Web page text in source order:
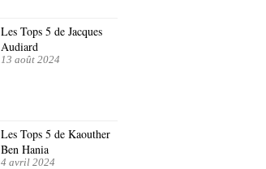
Les Tops 5 de Jacques
Audiard
13 août 2024
Les Tops 5 de Kaouther
Ben Hania
4 avril 2024